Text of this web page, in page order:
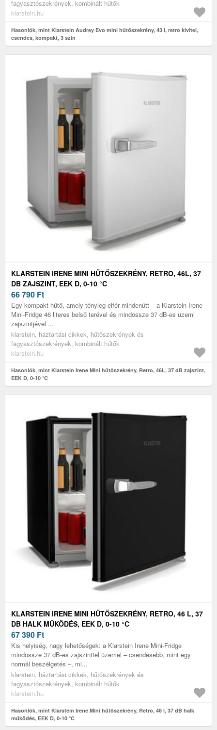
fagyasztószekrények, kombinált hűtők
klarstein.hu
Hasonlók, mint Klarstein Audrey Evo mini hűtőszekrény, 43 l, retro kivitel,
csendes, kompakt, 3 szín
KLARSTEIN IRENE MINI HŰTŐSZEKRÉNY, RETRO, 46L, 37
DB ZAJSZINT, EEK D, 0-10 °C
66 790 Ft
Egy kompakt hűtő, amely tényleg elfér mindenütt – a Klarstein Irene
Mini-Fridge 46 literes belső terével és mindössze 37 dB-es üzemi
zajszintjével ...
klarstein, háztartási cikkek, hűtőszekrények és
fagyasztószekrények, kombinált hűtők
klarstein.hu
Hasonlók, mint Klarstein Irene Mini hűtőszekrény, Retro, 46L, 37 dB zajszint,
EEK D, 0-10 °C
KLARSTEIN IRENE MINI HŰTŐSZEKRÉNY, RETRO, 46 L, 37
DB HALK MŰKÖDÉS, EEK D, 0-10 °C
67 390 Ft
Kis helyiség, nagy lehetőségek: a Klarstein Irene Mini-Fridge
mindössze 37 dB-es zajszinttel üzemel – csendesebb, mint egy
normál beszélgetés –, mi...
klarstein, háztartási cikkek, hűtőszekrények és
fagyasztószekrények, kombinált hűtők
klarstein.hu
Hasonlók, mint Klarstein Irene Mini hűtőszekrény, Retro, 46 l, 37 dB halk
működés, EEK D, 0-10 °C